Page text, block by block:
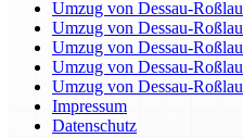
Umzug von Dessau-
Umzug von Dessau-
Umzug von Dessau-
Umzug von Dessau-
Umzug von Dessau-
Impressum
Datenschutz